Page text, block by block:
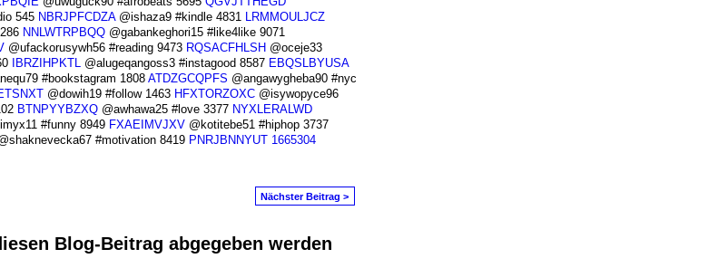
545 NBRJPFCDZA@ishaza9 #kindle 4831 LRMMOULJCZ
NNLWTRPBQQ@gabankeghori15 #like4like 9071
@ufackorusywh56 #reading 9473 RQSACFHLSH @oceje33
IBRZIHPKTL@alugeqangoss3 #instagood 8587 EBQSLBYUSA
#bookstagram 1808 ATDZGCQPFS @angawygheba90 #nyc
@dowih19 #follow 1463 HFXTORZOXC@isywopyce96
BTNPYYBZXQ@awhawa25 #love 3377 NYXLERALWD
#funny 8949 FXAEIMVJXV@kotitebe51 #hiphop 3737
#motivation 8419 PNRJBNNYUT 1665304
Nächster Beitrag >
Blog-Beitrag abgegeben werden